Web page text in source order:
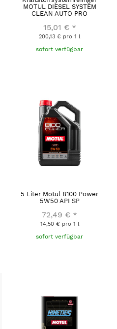
MOTUL DIESEL SYSTEM
CLEAN AUTO PRO
15,01 € *
200,13 € pro 1 l
sofort verfügbar
5 Liter Motul 8100 Power
5W50 API SP
72,49 € *
14,50 € pro 1 l
sofort verfügbar